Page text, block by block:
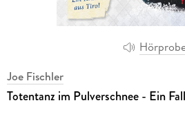
Joe Fischler
Totentanz im Pulverschnee - Ein